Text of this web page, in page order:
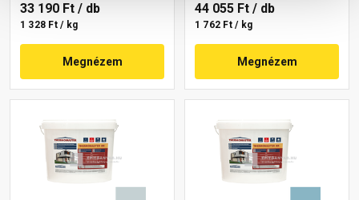
33 190 Ft / db
1 328 Ft / kg
Megnézem
44 055 Ft / db
1 762 Ft / kg
Megnézem